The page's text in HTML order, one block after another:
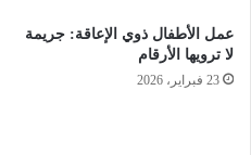
عمل الأطفال ذوي الإعاقة: جريمة
لا ترويها الأرقام
23 فبراير، 2026